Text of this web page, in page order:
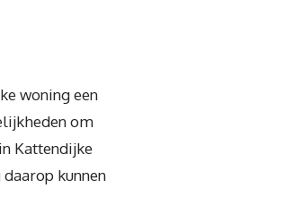
woning een
om
Kattendijke
kunnen